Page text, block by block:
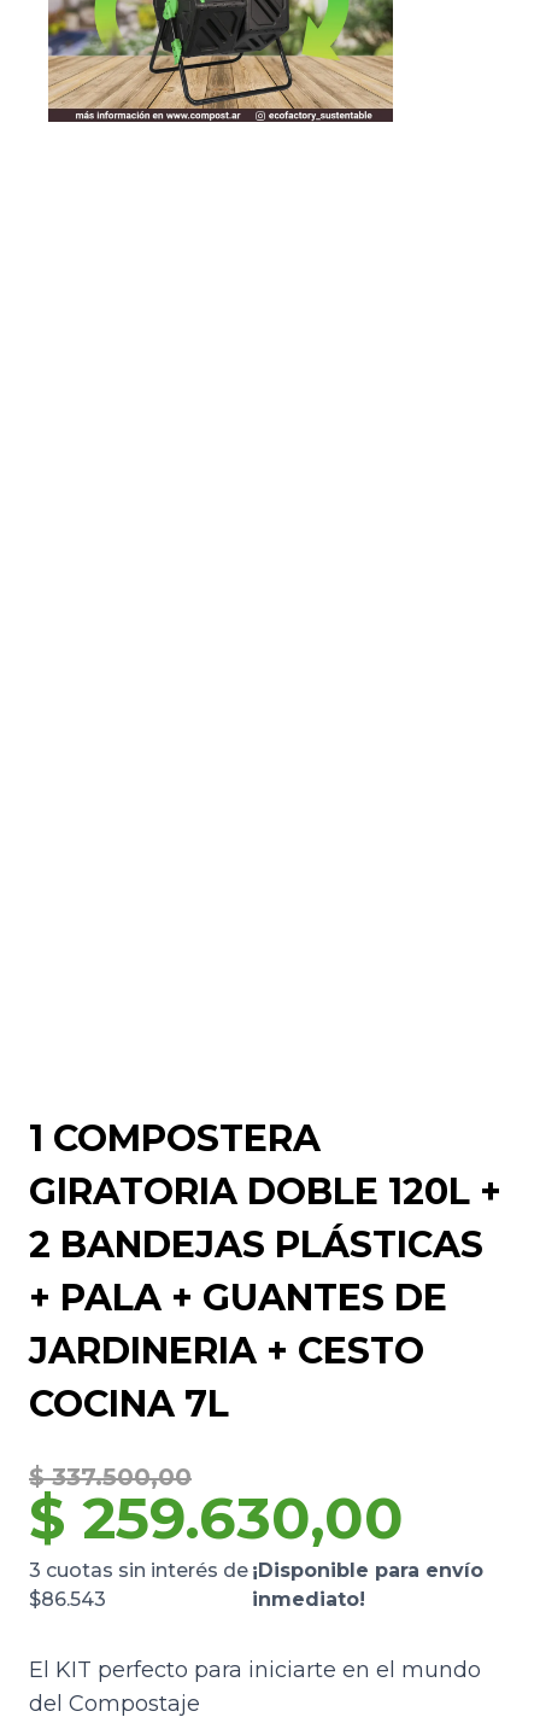
1 COMPOSTERA
GIRATORIA DOBLE 120L +
2 BANDEJAS PLÁSTICAS
+ PALA + GUANTES DE
JARDINERIA + CESTO
COCINA 7L
$337.500,00
Original
price
was:
$ 337.500,00.
$ 259.630,00
Current
price
is:
$ 259.630,00.
3 cuotas sin interés de
$86.543
¡Disponible para envío
inmediato!
El KIT perfecto para iniciarte en el mundo
del Compostaje